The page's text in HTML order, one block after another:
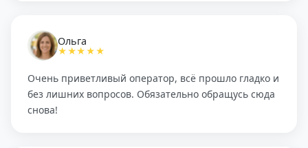
Ольга
★★★★★
Очень приветливый оператор, всё прошло гладко и
без лишних вопросов. Обязательно обращусь сюда
снова!